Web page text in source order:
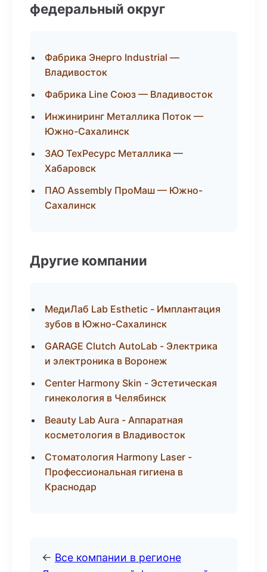
федеральный округ
Фабрика Энерго Industrial —
Владивосток
Фабрика Line Союз — Владивосток
Инжиниринг Металлика Поток —
Южно-Сахалинск
ЗАО ТехРесурс Металлика —
Хабаровск
ПАО Assembly ПроМаш — Южно-
Сахалинск
Другие компании
МедиЛаб Lab Esthetic - Имплантация
зубов в Южно-Сахалинск
GARAGE Clutch AutoLab - Электрика
и электроника в Воронеж
Center Harmony Skin - Эстетическая
гинекология в Челябинск
Beauty Lab Aura - Аппаратная
косметология в Владивосток
Стоматология Harmony Laser -
Профессиональная гигиена в
Краснодар
← Все компании в регионе